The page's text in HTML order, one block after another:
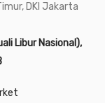
DKI Jakarta
Libur Nasional),